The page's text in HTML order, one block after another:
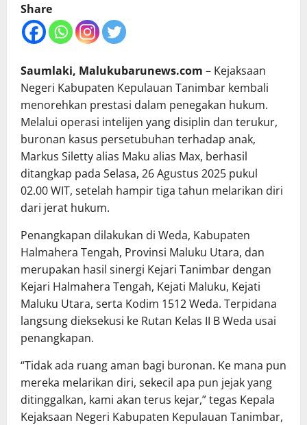
Share
Saumlaki, Malukubarunews.com – Kejaksaan
Negeri Kabupaten Kepulauan Tanimbar kembali
menorehkan prestasi dalam penegakan hukum.
Melalui operasi intelijen yang disiplin dan terukur,
buronan kasus persetubuhan terhadap anak,
Markus Siletty alias Maku alias Max, berhasil
ditangkap pada Selasa, 26 Agustus 2025 pukul
02.00 WIT, setelah hampir tiga tahun melarikan diri
dari jerat hukum.
Penangkapan dilakukan di Weda, Kabupaten
Halmahera Tengah, Provinsi Maluku Utara, dan
merupakan hasil sinergi Kejari Tanimbar dengan
Kejari Halmahera Tengah, Kejati Maluku, Kejati
Maluku Utara, serta Kodim 1512 Weda. Terpidana
langsung dieksekusi ke Rutan Kelas II B Weda usai
penangkapan.
“Tidak ada ruang aman bagi buronan. Ke mana pun
mereka melarikan diri, sekecil apa pun jejak yang
ditinggalkan, kami akan terus kejar,” tegas Kepala
Kejaksaan Negeri Kabupaten Kepulauan Tanimbar,